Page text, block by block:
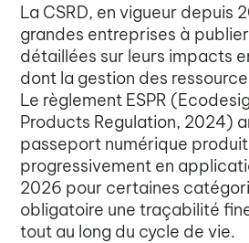
La CSRD, en vigueur depuis
grandes entreprises à
détaillées sur leurs impacts
dont la gestion des
Le règlement ESPR
Products Regulation, 2024)
passeport numérique
progressivement en
2026 pour certaines
obligatoire une traçabilité
tout au long du cycle de vie.